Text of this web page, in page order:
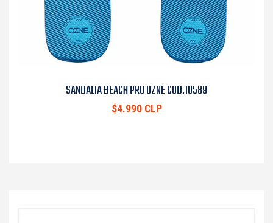
SANDALIA BEACH PRO OZNE COD.10589
$4.990 CLP